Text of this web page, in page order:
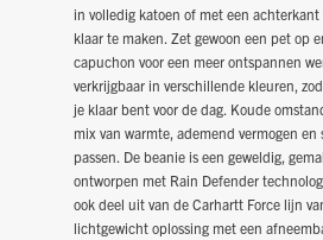
in volledig katoen of met een
klaar te maken. Zet gewoon een pet op
capuchon voor een meer ontspannen
verkrijgbaar in verschillende kleuren,
je klaar bent voor de dag. Koude
mix van warmte, ademend vermogen
passen. De beanie is een geweldig,
ontworpen met Rain Defender
ook deel uit van de Carhartt Force lijn
lichtgewicht oplossing met een